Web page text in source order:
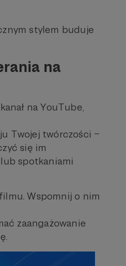
stylem buduje
na
na YouTube,
Twojej twórczości –
się im
spotkaniami
Wspomnij o nim
zaangażowanie